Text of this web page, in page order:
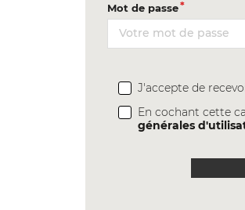
Mot de passe
J'accepte de
En cochant cette
générales